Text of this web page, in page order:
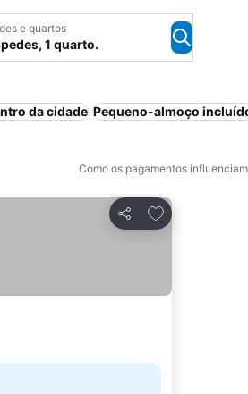
e quartos
1 quarto.
da cidade Pequeno-almoço
Como os pagamentos
Partilhar
Adicionar aos